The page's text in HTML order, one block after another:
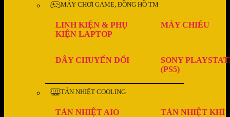
MÁY CHƠI GAME, ĐỒNG HỒ TM
LINH KIỆN & PHỤ
KIỆN LAPTOP
MÁY CHIẾU
DÂY CHUYỂN ĐỔI
SONY
(PS5)
TẢN NHIỆT COOLING
TẢN NHIỆT AIO TẢN NHIỆT KHÍ